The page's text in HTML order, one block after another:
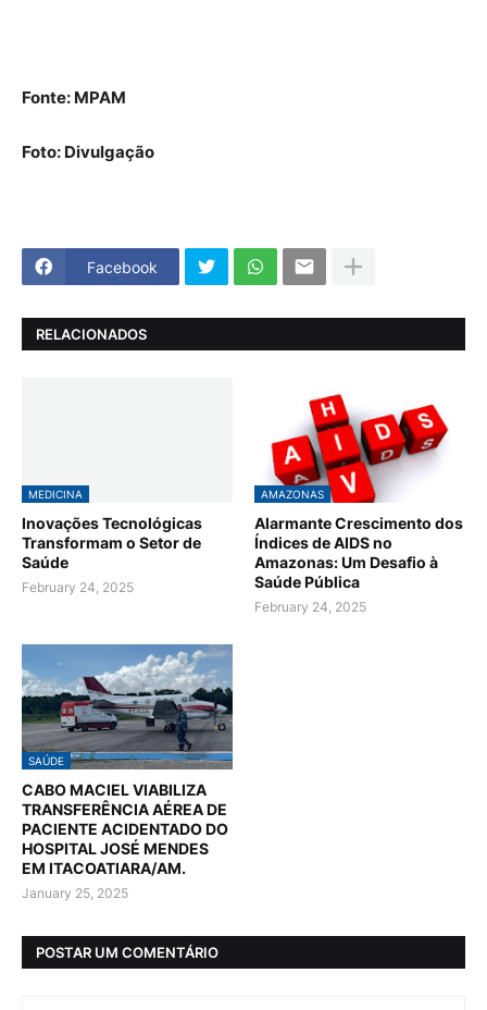
Fonte: MPAM
Foto: Divulgação
Facebook
RELACIONADOS
MEDICINA
Inovações Tecnológicas
Transformam o Setor de
Saúde
February 24, 2025
AMAZONAS
Alarmante Crescimento dos
Índices de AIDS no
Amazonas: Um Desafio à
Saúde Pública
February 24, 2025
SAÚDE
CABO MACIEL VIABILIZA
TRANSFERÊNCIA AÉREA DE
PACIENTE ACIDENTADO DO
HOSPITAL JOSÉ MENDES
EM ITACOATIARA/AM.
January 25, 2025
POSTAR UM COMENTÁRIO